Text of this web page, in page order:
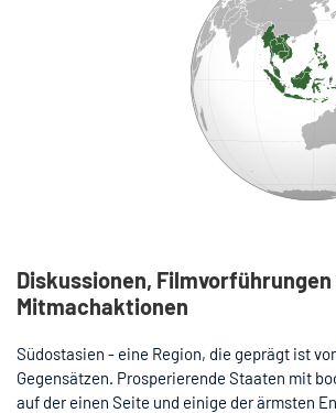
Diskussionen, Filmvorführungen
Mitmachaktionen
Südostasien - eine Region, die geprägt ist
Gegensätzen. Prosperierende Staaten mit
auf der einen Seite und einige der ärmsten